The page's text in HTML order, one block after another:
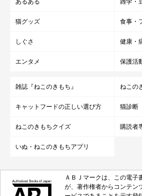
猫グッズ 食事・
しぐさ 健康・
エンタメ 保護活
雑誌『ねこのきもち』 ねこの
キャットフードの正しい選び方 猫診断
ねこのきもちクイズ 購読者
いぬ・ねこのきもちアプリ
ＡＢＪマークは、この電子
が、著作権者からコンテン